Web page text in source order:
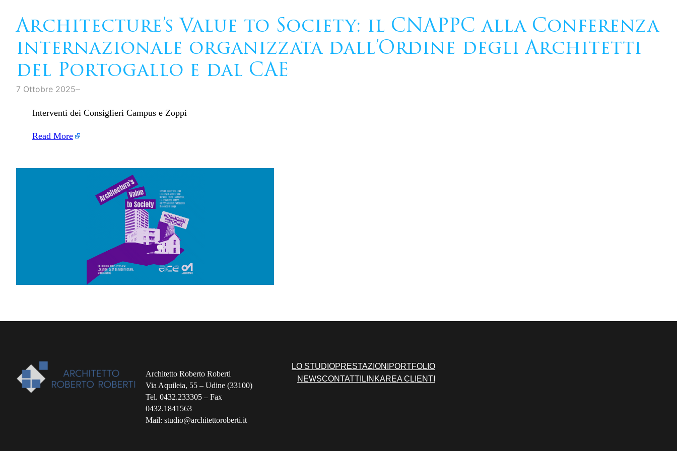
Architecture’s Value to Society: il CNAPPC alla Conferenza
internazionale organizzata dall’Ordine degli Architetti
del Portogallo e dal CAE
7 Ottobre 2025–
Interventi dei Consiglieri Campus e Zoppi
Read More
Architetto Roberto Roberti
Via Aquileia, 55 – Udine (33100)
Tel. 0432.233305 – Fax
0432.1841563
Mail: studio@architettoroberti.it
LO STUDIOPRESTAZIONI PORTFOLIO
NEWSCONTATTI LINKAREA CLIENTI